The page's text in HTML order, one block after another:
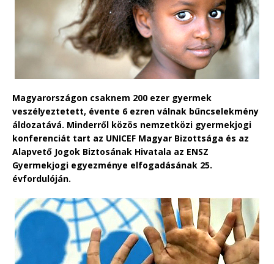
Magyarországon csaknem 200 ezer gyermek
veszélyeztetett, évente 6 ezren válnak bűncselekmény
áldozatává. Minderről közös nemzetközi gyermekjogi
konferenciát tart az UNICEF Magyar Bizottsága és az
Alapvető Jogok Biztosának Hivatala az ENSZ
Gyermekjogi egyezménye elfogadásának 25.
évfordulóján.